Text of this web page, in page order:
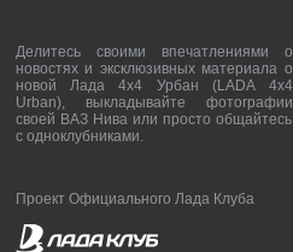
Делитесь своими впечатлениями о
новостях и эксклюзивных материала о
новой Лада 4х4 Урбан (LADA 4x4
Urban), выкладывайте фотографии
своей ВАЗ Нива или просто общайтесь
с одноклубниками.
Проект Официального Лада Клуба